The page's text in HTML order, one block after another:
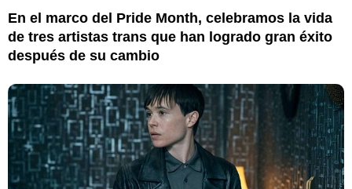
En el marco del Pride Month, celebramos la vida
de tres artistas trans que han logrado gran éxito
después de su cambio